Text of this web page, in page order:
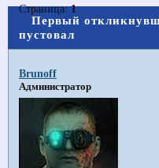
Первый
пустовал
Страница:1
Brunoff
Администратор